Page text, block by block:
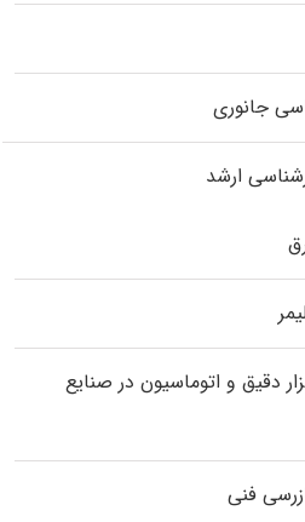
جانوری
ارشد
دقیق و اتوماسیون در صنایع
فنی